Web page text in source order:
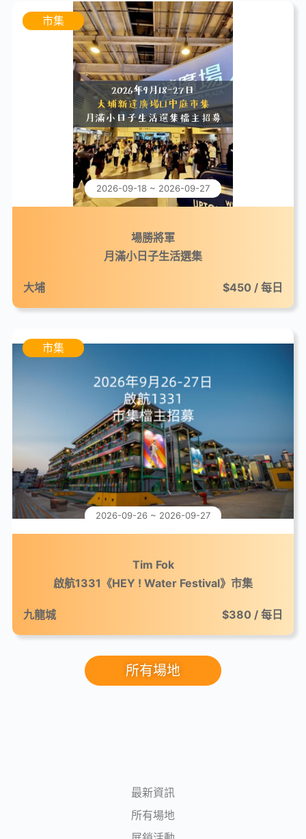
市集
2026-09-18 ~ 2026-09-27
場勝將軍
月滿小日子生活選集
大埔 $450 / 每日
市集
2026-09-26 ~ 2026-09-27
Tim Fok
啟航1331《HEY ! Water Festival》市集
九龍城 $380 / 每日
所有場地
最新資訊
所有場地